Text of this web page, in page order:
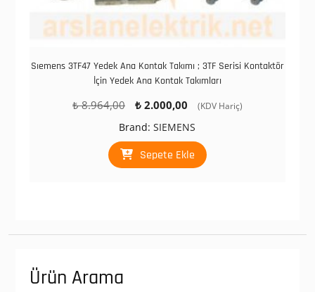
Sıemens 3TF47 Yedek Ana Kontak Takımı ; 3TF Serisi Kontaktör
İçin Yedek Ana Kontak Takımları
₺8.964,00
Orijinal
fiyat:
₺ 8.964,00.
₺2.000,00
Şu
fiyat:
₺ 2.000,00.
(KDV Hariç)
Brand:SIEMENS
Sepete Ekle
Ürün Arama